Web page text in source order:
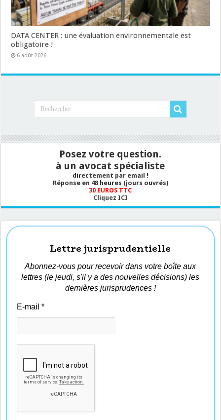
DATA CENTER : une évaluation environnementale est
obligatoire !
6 août 2026
Posez votre question.
à un avocat spécialiste
directement par email !
Réponse en 48 heures (jours ouvrés)
30 EUROS TTC
Cliquez ICI
Lettre jurisprudentielle
Abonnez-vous pour recevoir dans votre boîte aux
lettres (le jeudi, s'il y a des nouvelles décisions) les
dernières jurisprudences !
E-mail*